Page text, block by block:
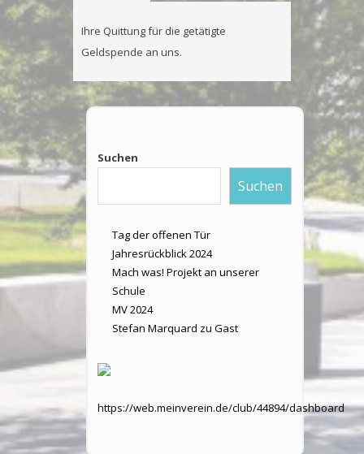
Ihre Quittung für die getätigte
Geldspende an uns.
Suchen
Suchen
Tag der offenen Tür
Jahresrückblick 2024
Mach was! Projekt an unserer
Schule
MV 2024
Stefan Marquard zu Gast
https://web.meinverein.de/club/44894/dashboard: